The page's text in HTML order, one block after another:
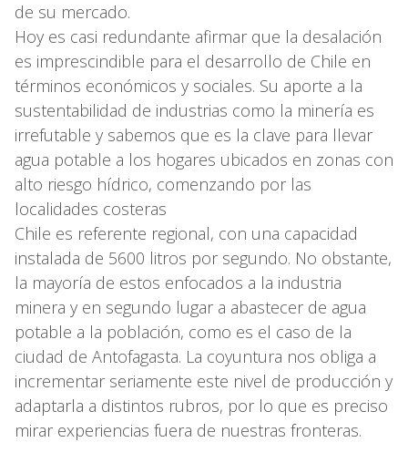
de su mercado.
Hoy es casi redundante afirmar que la desalación
es imprescindible para el desarrollo de Chile en
términos económicos y sociales. Su aporte a la
sustentabilidad de industrias como la minería es
irrefutable y sabemos que es la clave para llevar
agua potable a los hogares ubicados en zonas con
alto riesgo hídrico, comenzando por las
localidades costeras
Chile es referente regional, con una capacidad
instalada de 5600 litros por segundo. No obstante,
la mayoría de estos enfocados a la industria
minera y en segundo lugar a abastecer de agua
potable a la población, como es el caso de la
ciudad de Antofagasta. La coyuntura nos obliga a
incrementar seriamente este nivel de producción y
adaptarla a distintos rubros, por lo que es preciso
mirar experiencias fuera de nuestras fronteras.